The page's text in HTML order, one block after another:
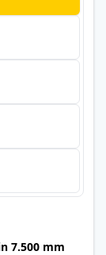
7.500 mm